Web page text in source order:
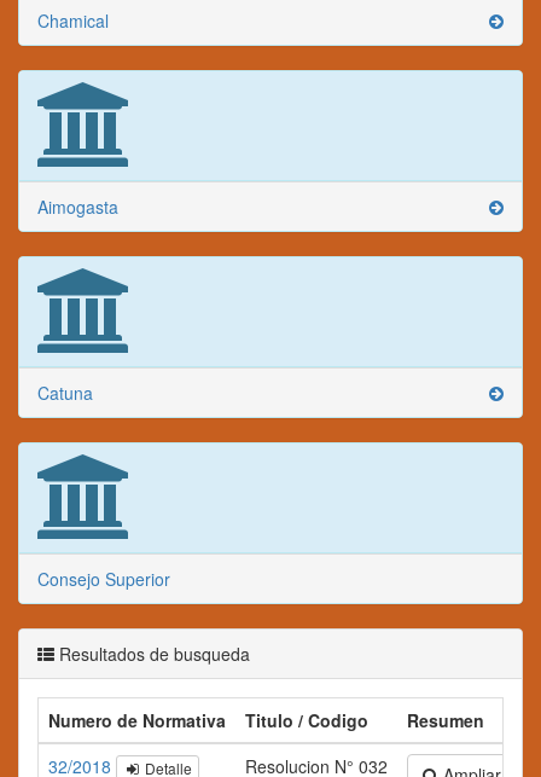
Chamical
Aimogasta
Catuna
Consejo Superior
Resultados de busqueda
Numero de Normativa Titulo / Codigo
Resumen
32/2018
Detalle Resolucion N° 032